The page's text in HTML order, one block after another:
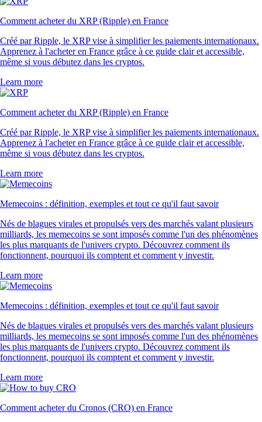
Comment acheter du XRP (Ripple) en France
Créé par Ripple, le XRP vise à simplifier les paiements internationaux.
Apprenez à l'acheter en France grâce à ce guide clair et accessible,
même si vous débutez dans les cryptos.
Learn more
Comment acheter du XRP (Ripple) en France
Créé par Ripple, le XRP vise à simplifier les paiements internationaux.
Apprenez à l'acheter en France grâce à ce guide clair et accessible,
même si vous débutez dans les cryptos.
Learn more
Memecoins : définition, exemples et tout ce qu'il faut savoir
Nés de blagues virales et propulsés vers des marchés valant plusieurs
milliards, les memecoins se sont imposés comme l'un des phénomènes
les plus marquants de l'univers crypto. Découvrez comment ils
fonctionnent, pourquoi ils comptent et comment y investir.
Learn more
Memecoins : définition, exemples et tout ce qu'il faut savoir
Nés de blagues virales et propulsés vers des marchés valant plusieurs
milliards, les memecoins se sont imposés comme l'un des phénomènes
les plus marquants de l'univers crypto. Découvrez comment ils
fonctionnent, pourquoi ils comptent et comment y investir.
Learn more
Comment acheter du Cronos (CRO) en France